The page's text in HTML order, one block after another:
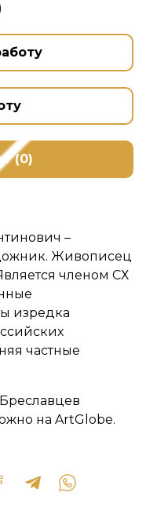
(0)
–
Живописец
членом СХ
изредка
частные
на ArtGlobe.